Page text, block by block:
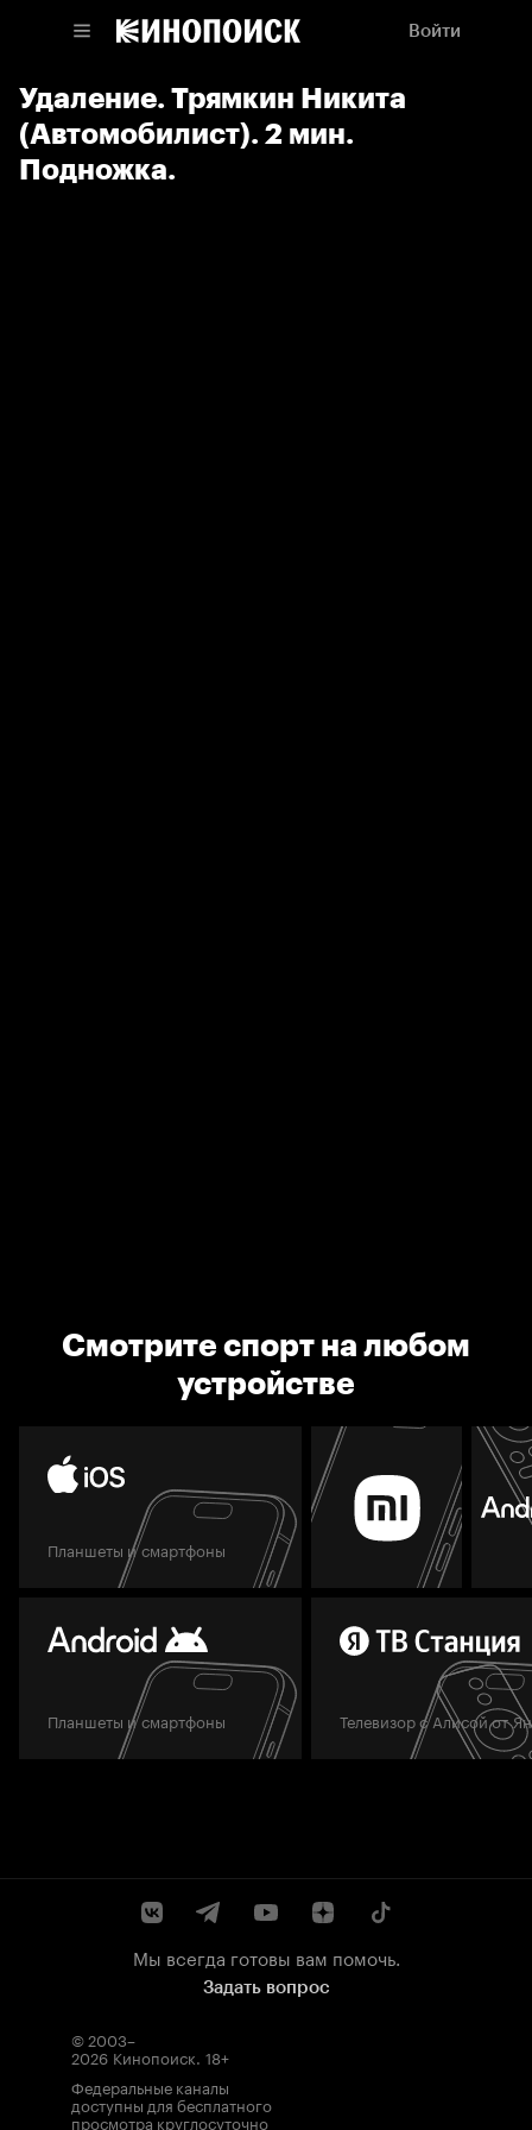
Войти
Удаление. Трямкин Никита
(Автомобилист). 2 мин.
Подножка.
Смотрите спорт на любом
устройстве
Планшеты и смартфоны
Планшеты и смартфоны Телевизор с Алисой от
Мы всегда готовы вам помочь.
Задать вопрос
© 2003–
2026 Кинопоиск. 18+
Федеральные каналы
доступны для бесплатного
просмотра круглосуточно